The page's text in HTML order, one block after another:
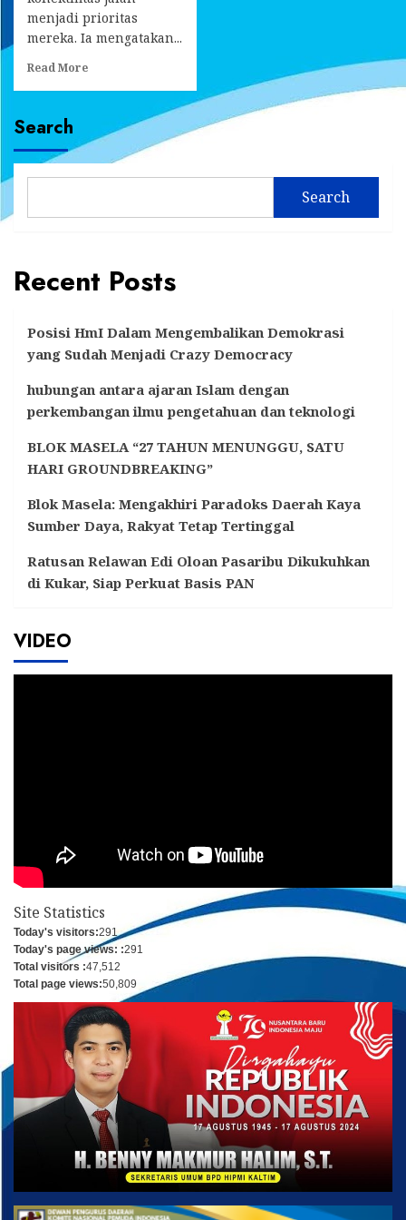
menjadi prioritas
mereka. Ia mengatakan...
Read MoreRead
Yani
Perbaikan
Jadi
Search
Search
Recent Posts
Posisi HmI Dalam Mengembalikan Demokrasi
yang Sudah Menjadi Crazy Democracy
hubungan antara ajaran Islam dengan
perkembangan ilmu pengetahuan dan teknologi
BLOK MASELA “27 TAHUN MENUNGGU, SATU
HARI GROUNDBREAKING”
Blok Masela: Mengakhiri Paradoks Daerah Kaya
Sumber Daya, Rakyat Tetap Tertinggal
Ratusan Relawan Edi Oloan Pasaribu Dikukuhkan
di Kukar, Siap Perkuat Basis PAN
VIDEO
Site Statistics
Today's visitors:291
Today's page views: :291
Total visitors :47,512
Total page views:50,809